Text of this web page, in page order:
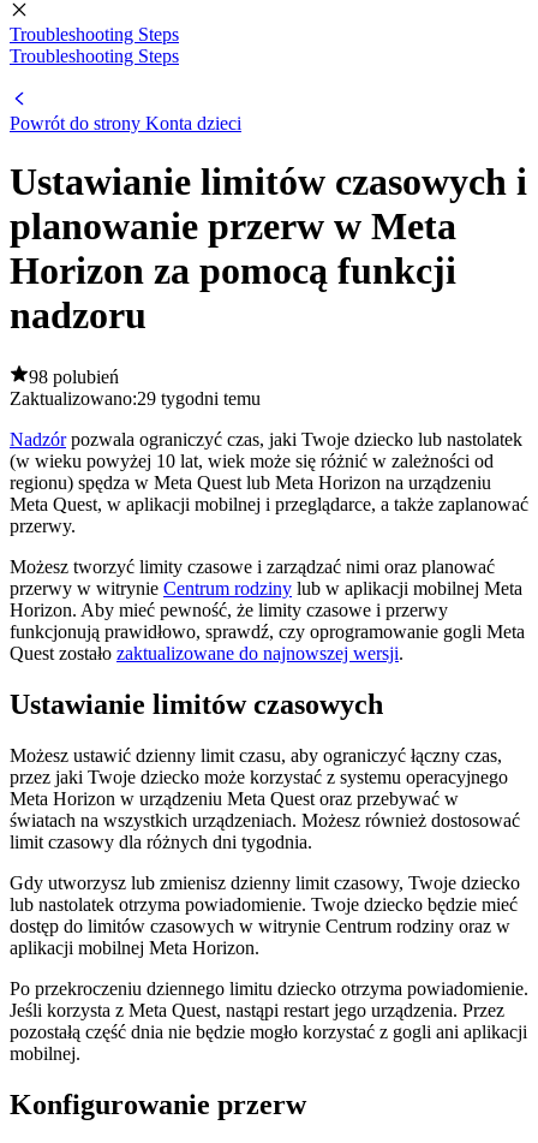
Troubleshooting Steps
Troubleshooting Steps
Powrót do strony Konta dzieci
Ustawianie limitów czasowych i
planowanie przerw w Meta
Horizon za pomocą funkcji
nadzoru
98 polubień
Zaktualizowano:29 tygodni temu
Nadzórpozwala ograniczyć czas, jaki Twoje dziecko lub nastolatek
(w wieku powyżej 10 lat, wiek może się różnić w zależności od
regionu) spędza w Meta Quest lub Meta Horizon na urządzeniu
Meta Quest, w aplikacji mobilnej i przeglądarce, a także zaplanować
przerwy.
Możesz tworzyć limity czasowe i zarządzać nimi oraz planować
przerwy w witrynie Centrum rodziny lub w aplikacji mobilnej Meta
Horizon. Aby mieć pewność, że limity czasowe i przerwy
funkcjonują prawidłowo, sprawdź, czy oprogramowanie gogli Meta
Quest zostało zaktualizowane do najnowszej wersji.
Ustawianie limitów czasowych
Możesz ustawić dzienny limit czasu, aby ograniczyć łączny czas,
przez jaki Twoje dziecko może korzystać z systemu operacyjnego
Meta Horizon w urządzeniu Meta Quest oraz przebywać w
światach na wszystkich urządzeniach. Możesz również dostosować
limit czasowy dla różnych dni tygodnia.
Gdy utworzysz lub zmienisz dzienny limit czasowy, Twoje dziecko
lub nastolatek otrzyma powiadomienie. Twoje dziecko będzie mieć
dostęp do limitów czasowych w witrynie Centrum rodziny oraz w
aplikacji mobilnej Meta Horizon.
Po przekroczeniu dziennego limitu dziecko otrzyma powiadomienie.
Jeśli korzysta z Meta Quest, nastąpi restart jego urządzenia. Przez
pozostałą część dnia nie będzie mogło korzystać z gogli ani aplikacji
mobilnej.
Konfigurowanie przerw